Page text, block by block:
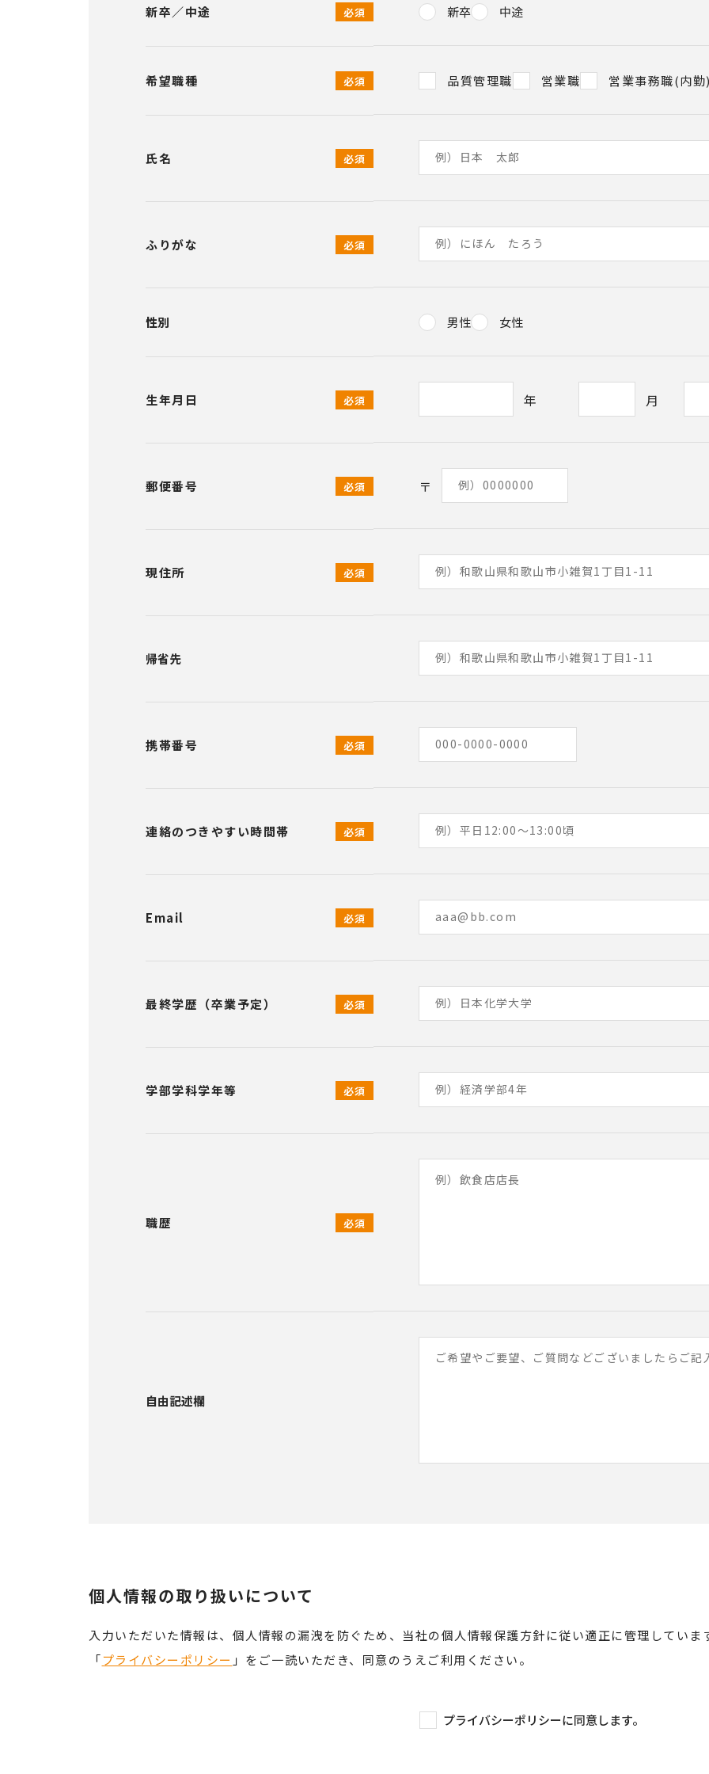
新卒／中途 必須 新卒 中途
希望職種 必須 品質管理職 営業職 営業事務職(内
氏名 必須
ふりがな 必須
性別 男性 女性
生年月日 必須 年 月
郵便番号 必須 〒
現住所 必須
帰省先
携帯番号 必須
連絡のつきやすい時間帯 必須
Email 必須
最終学歴（卒業予定） 必須
学部学科学年等 必須
職歴 必須
自由記述欄
個人情報の取り扱いについて
入力いただいた情報は、個人情報の漏洩を防ぐため、当社の個人情報保護方針に従い適正に管理していま
「プライバシーポリシー 」をご一読いただき、同意のうえご利用ください。
プライバシーポリシーに同意します。